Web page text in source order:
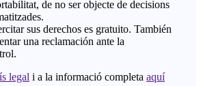
de no ser objecte de decisions
sus derechos es gratuito. También
una reclamación ante la
legal i a la informació completa aquí